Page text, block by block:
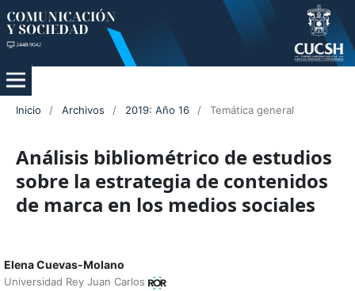
Inicio / Archivos / 2019: Año 16 / Temática general
Análisis bibliométrico de estudios
sobre la estrategia de contenidos
de marca en los medios sociales
Elena Cuevas-Molano
Universidad Rey Juan Carlos